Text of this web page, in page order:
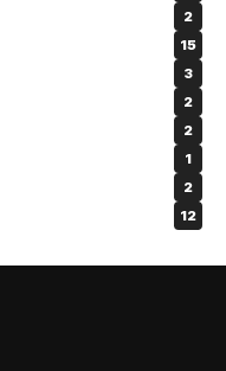
2
15
3
2
2
1
2
12